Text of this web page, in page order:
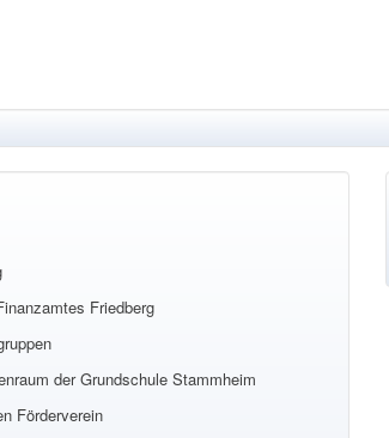
Friedberg
der Grundschule Stammheim
Förderverein